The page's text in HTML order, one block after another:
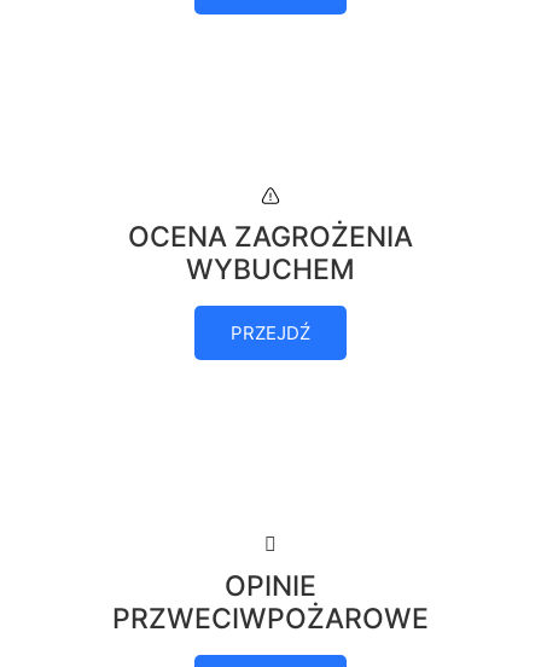
OCENA ZAGROŻENIA
WYBUCHEM
PRZEJDŹ
OPINIE
PRZWECIWPOŻAROWE